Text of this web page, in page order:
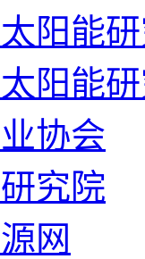
阳能
阳能
协会
究院
网